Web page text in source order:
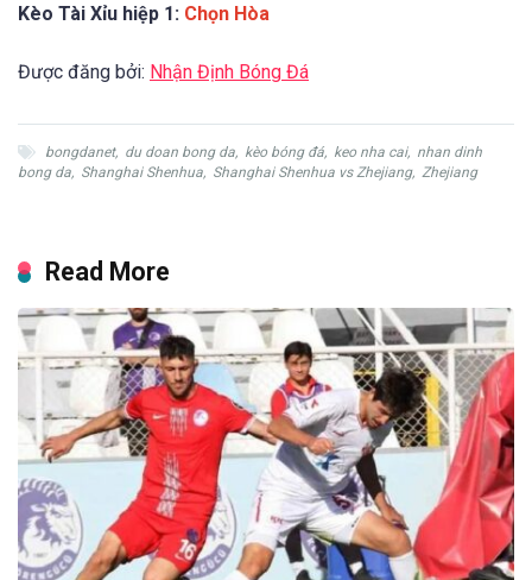
Kèo Tài Xỉu hiệp 1: Chọn Hòa
Được đăng bởi: Nhận Định Bóng Đá
bongdanet, du doan bong da, kèo bóng đá, keo nha cai, nhan dinh
bong da, Shanghai Shenhua, Shanghai Shenhua vs Zhejiang, Zhejiang
Read More